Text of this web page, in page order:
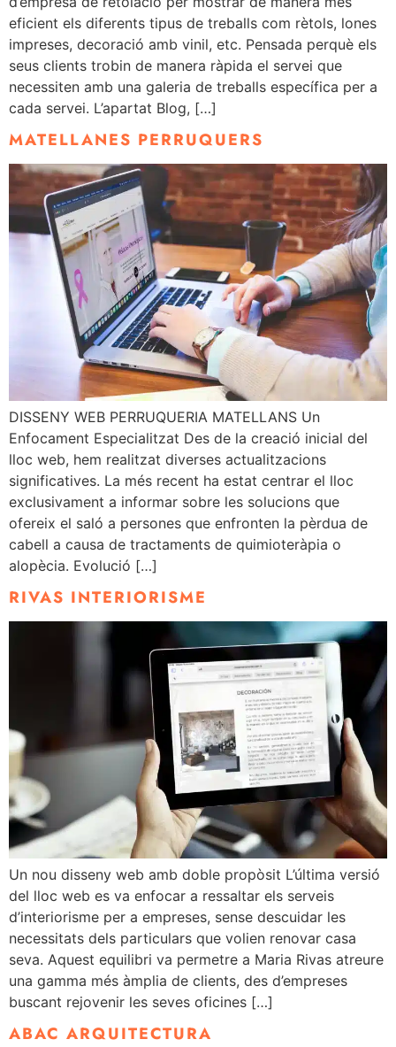
eficient els diferents tipus de treballs com rètols, lones
impreses, decoració amb vinil, etc. Pensada perquè els
seus clients trobin de manera ràpida el servei que
necessiten amb una galeria de treballs específica per a
cada servei. L’apartat Blog, […]
MATELLANES PERRUQUERS
DISSENY WEB PERRUQUERIA MATELLANS Un
Enfocament Especialitzat Des de la creació inicial del
lloc web, hem realitzat diverses actualitzacions
significatives. La més recent ha estat centrar el lloc
exclusivament a informar sobre les solucions que
ofereix el saló a persones que enfronten la pèrdua de
cabell a causa de tractaments de quimioteràpia o
alopècia. Evolució […]
RIVAS INTERIORISME
Un nou disseny web amb doble propòsit L’última versió
del lloc web es va enfocar a ressaltar els serveis
d’interiorisme per a empreses, sense descuidar les
necessitats dels particulars que volien renovar casa
seva. Aquest equilibri va permetre a Maria Rivas atreure
una gamma més àmplia de clients, des d’empreses
buscant rejovenir les seves oficines […]
ABAC ARQUITECTURA